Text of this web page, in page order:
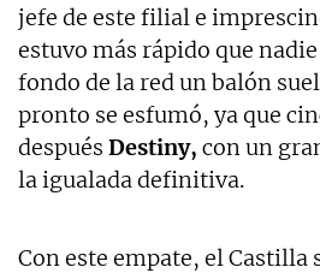
jefe de este filial e
estuvo más rápido que
fondo de la red un balón
pronto se esfumó, ya que
después Destiny, con un
la igualada definitiva.
Con este empate, el Castilla